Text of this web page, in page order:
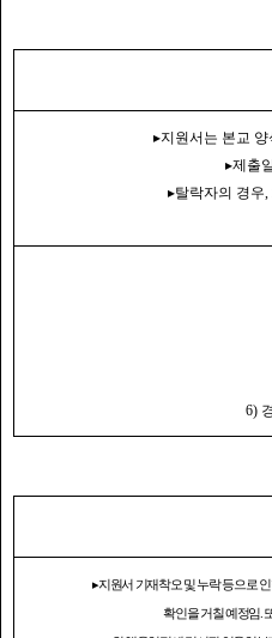
▸지원서는 본교
▸제출
▸탈락자의 경우,
6)
▸지원서 기재착오 및 누락 등으로
확인을 거칠 예정임.